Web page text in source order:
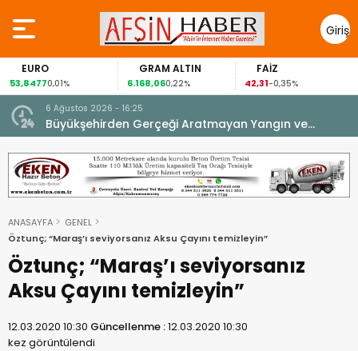
Giriş
Yap
EURO
53,84770,01%
GRAM ALTIN
6.168,060,22%
FAİZ
42,31-0,35%
6 Ağustos 2026 - 16:25
Büyükşehirden Gerçeği Aratmayan Yangın ve
Kurtarma Tatbikatı.
ANASAYFA
GENEL
Öztunç; “Maraş’ı seviyorsanız Aksu Çayını temizleyin”
Öztunç; “Maraş’ı seviyorsanız
Aksu Çayını temizleyin”
12.03.2020 10:30 Güncellenme :12.03.2020 10:30
kez görüntülendi